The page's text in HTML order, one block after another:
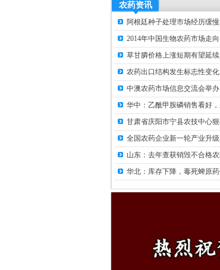
农药资讯
阿根廷种子处理市场经历缓
2014年中国生物农药市场走向
草甘膦价格上涨短期有望延续
农药出口结构发生标志性变化
中澳农药市场信息交流会举办
华中：乙酰甲胺磷销售看好
甘肃省庆阳市宁县农技中心
全国农药企业新一轮产业升
山东：去年查获销毁不合格
华北：库存下降，毒死蜱原